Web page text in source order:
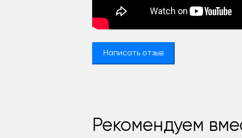
Написать отзыв
Рекомендуем